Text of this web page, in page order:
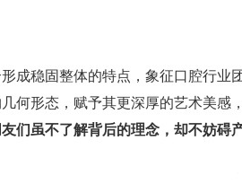
成稳固整体的特点，象征口腔行
何形态，赋予其更深厚的艺术美感
们虽不了解背后的理念，却不妨碍